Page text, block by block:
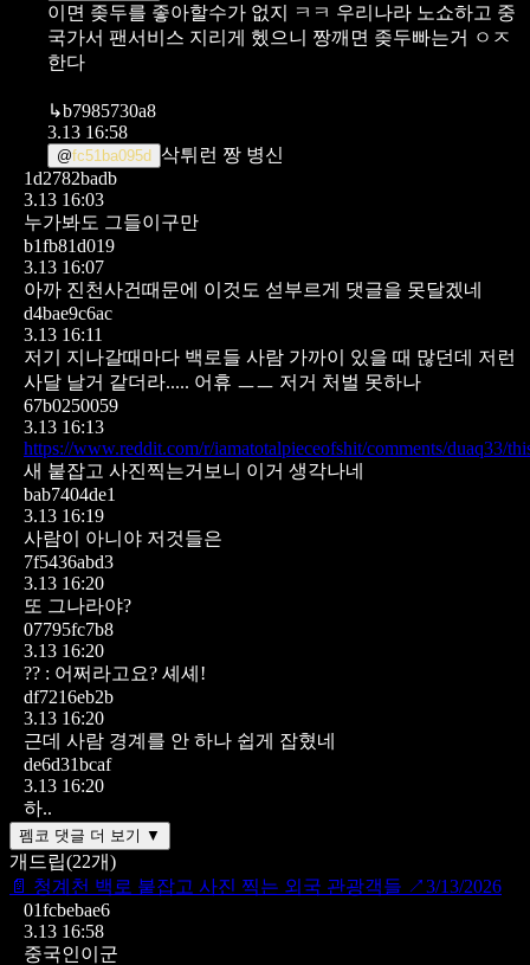
이면 좆두를 좋아할수가 없지 ㅋㅋ 우리나라 노쇼하고 중
국가서 팬서비스 지리게 헸으니 짱깨면 좆두빠는거 ㅇㅈ
한다
↳b7985730a8
3.13 16:58
@fc51ba095d 삭튀런 짱 병신
1d2782badb
3.13 16:03
누가봐도 그들이구만
b1fb81d019
3.13 16:07
아까 진천사건때문에 이것도 섣부르게 댓글을 못달겠네
d4bae9c6ac
3.13 16:11
저기 지나갈때마다 백로들 사람 가까이 있을 때 많던데 저런
사달 날거 같더라..... 어휴 ㅡㅡ 저거 처벌 못하나
67b0250059
3.13 16:13
https://www.reddit.com/r/iamatotalpieceofshit/comments/duaq33/
새 붙잡고 사진찍는거보니 이거 생각나네
bab7404de1
3.13 16:19
사람이 아니야 저것들은
7f5436abd3
3.13 16:20
또 그나라야?
07795fc7b8
3.13 16:20
?? : 어쩌라고요? 셰셰!
df7216eb2b
3.13 16:20
근데 사람 경계를 안 하나 쉽게 잡혔네
de6d31bcaf
3.13 16:20
하..
펨코 댓글 더 보기 ▼
개드립(22개)
📄 청계천 백로 붙잡고 사진 찍는 외국 관광객들 ↗3/13/2026
01fcbebae6
3.13 16:58
중국인이군